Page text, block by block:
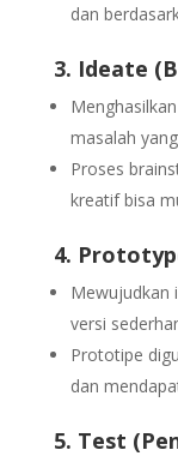
dan
3. Ideate
masalah
Proses
kreatif bisa
4.
Mewujudkan
versi
Prototipe
dan
5. Test